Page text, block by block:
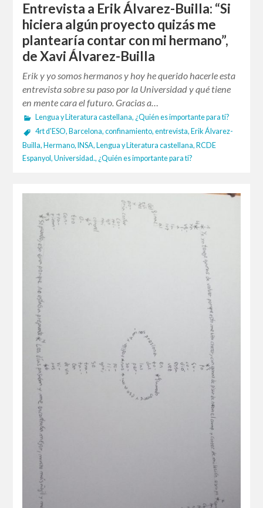
Entrevista a Erik Álvarez-Builla: “Si
hiciera algún proyecto quizás me
plantearía contar con mi hermano”,
de Xavi Álvarez-Builla
Erik y yo somos hermanos y hoy he querido hacerle esta
entrevista sobre su paso por la Universidad y qué tiene
en mente cara el futuro. Gracias a…
Lengua y Literatura castellana, ¿Quién es importante para ti?
4rt d'ESO, Barcelona, confinamiento, entrevista, Erik Álvarez-
Builla, Hermano, INSA, Lengua y Literatura castellana, RCDE
Espanyol,Universidad., ¿Quién es importante para ti?